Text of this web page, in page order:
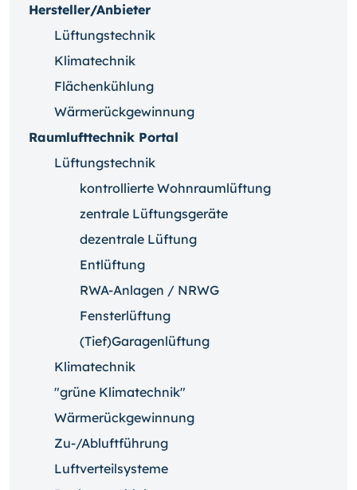
Hersteller/Anbieter
Lüftungstechnik
Klimatechnik
Flächenkühlung
Wärmerückgewinnung
Raumlufttechnik Portal
Lüftungstechnik
kontrollierte Wohnraumlüftung
zentrale Lüftungsgeräte
dezentrale Lüftung
Entlüftung
RWA-Anlagen / NRWG
Fensterlüftung
(Tief)Garagenlüftung
Klimatechnik
"grüne Klimatechnik"
Wärmerückgewinnung
Zu-/Abluftführung
Luftverteilsysteme